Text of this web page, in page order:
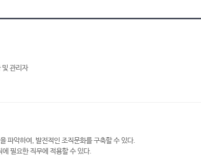
및 관리자
파악하여, 발전적인 조직문화를 구축할 수 있다.
필요한 직무에 적용할 수 있다.